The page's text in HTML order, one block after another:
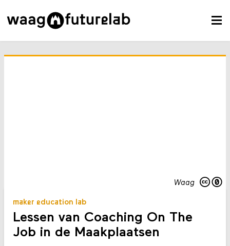
Waag
maker education lab
Lessen van Coaching On The
Job in de Maakplaatsen